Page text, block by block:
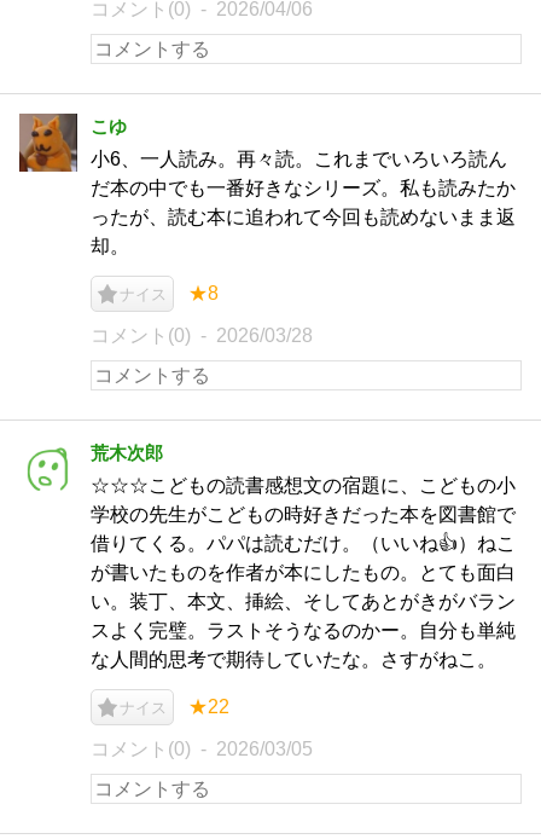
コメント(0) 2026/04/06
こゆ
小6、一人読み。再々読。これまでいろいろ読ん
だ本の中でも一番好きなシリーズ。私も読みたか
ったが、読む本に追われて今回も読めないまま返
却。
ナイス ★8
コメント(0) 2026/03/28
荒木次郎
☆☆☆こどもの読書感想文の宿題に、こどもの小
学校の先生がこどもの時好きだった本を図書館で
借りてくる。パパは読むだけ。（いいね👍）ねこ
が書いたものを作者が本にしたもの。とても面白
い。装丁、本文、挿絵、そしてあとがきがバラン
スよく完璧。ラストそうなるのかー。自分も単純
な人間的思考で期待していたな。さすがねこ。
ナイス ★22
コメント(0) 2026/03/05